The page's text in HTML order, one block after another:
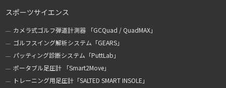
スポーツサイエンス
カメラ式ゴルフ弾道計測器 「GCQuad / QuadMAX」
ゴルフスイング解析システム「GEARS」
パッティング診断システム「PuttLab」
ポータブル足圧計 「Smart2Move」
トレーニング用足圧計「SALTED SMART INSOLE」